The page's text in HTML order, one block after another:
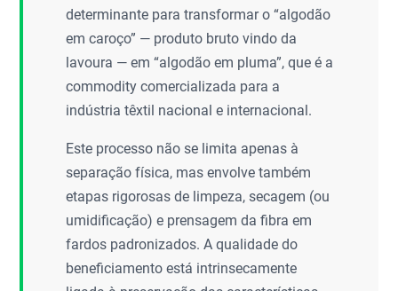
determinante para transformar o “algodão
em caroço” — produto bruto vindo da
lavoura — em “algodão em pluma”, que é a
commodity comercializada para a
indústria têxtil nacional e internacional.
Este processo não se limita apenas à
separação física, mas envolve também
etapas rigorosas de limpeza, secagem (ou
umidificação) e prensagem da fibra em
fardos padronizados. A qualidade do
beneficiamento está intrinsecamente